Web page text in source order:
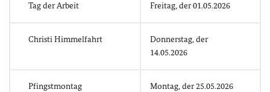
Tag der Arbeit Freitag, der 01.05.2026
Christi Himmelfahrt
Donnerstag, der
14.05.2026
Pfingstmontag Montag, der 25.05.2026